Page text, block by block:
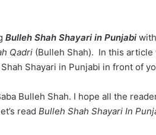
Bulleh Shah Shayari in Punjabi
Qadri (Bulleh Shah). In this
Shayari in Punjabi in front of
Bulleh Shah. I hope all the
read Bulleh Shah Shayari In